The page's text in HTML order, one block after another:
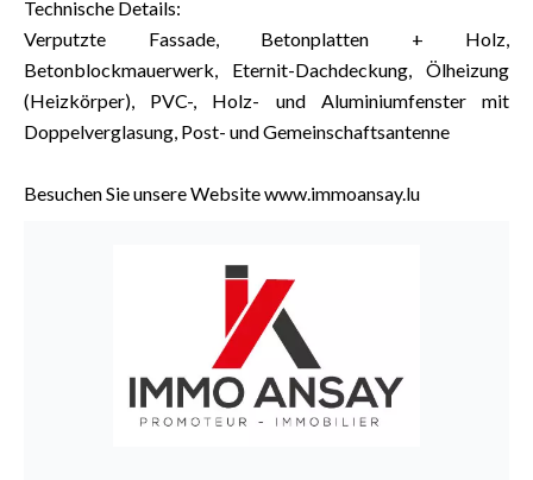
Technische Details:
Verputzte Fassade, Betonplatten + Holz,
Betonblockmauerwerk, Eternit-Dachdeckung, Ölheizung
(Heizkörper), PVC-, Holz- und Aluminiumfenster mit
Doppelverglasung, Post- und Gemeinschaftsantenne
Besuchen Sie unsere Website www.immoansay.lu